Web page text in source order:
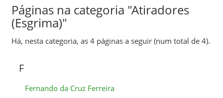
Páginas na categoria "Atiradores
(Esgrima)"
Há, nesta categoria, as 4 páginas a seguir (num total de 4).
F
Fernando da Cruz Ferreira